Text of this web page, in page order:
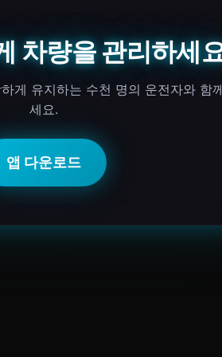
차량을 관리하세
게 유지하는 수천 명의 운전자와 함
세요.
앱 다운로드